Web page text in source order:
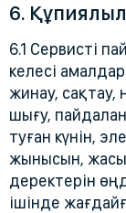
6.
6.1 Сервисті
келесі
жинау, сақтау,
шығу,
туған күнін,
жынысын,
деректерін
ішінде